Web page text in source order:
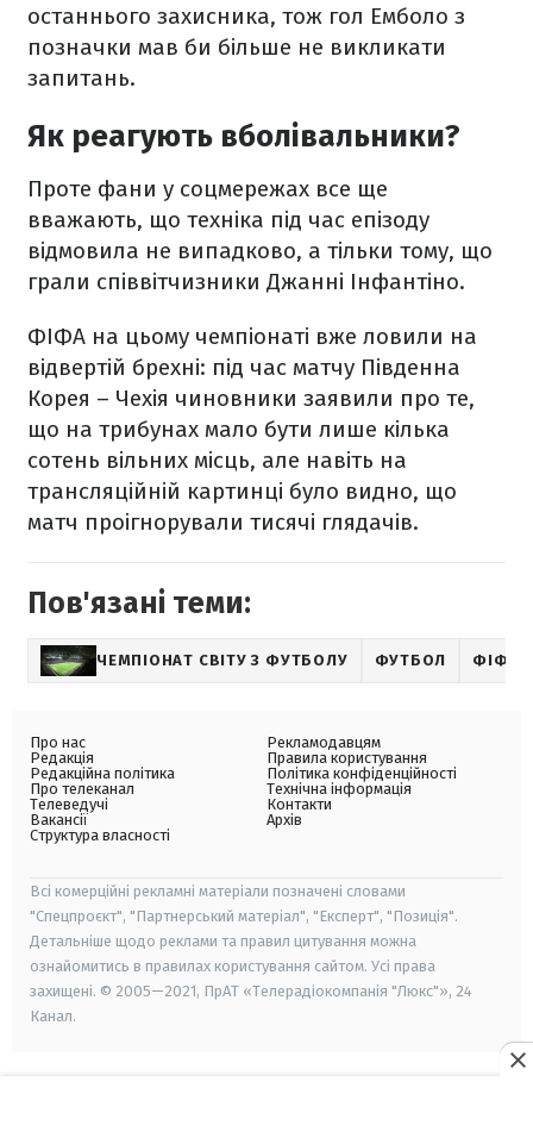
останнього захисника, тож гол Емболо з
позначки мав би більше не викликати
запитань.
Як реагують вболівальники?
Проте фани у соцмережах все ще
вважають, що техніка під час епізоду
відмовила не випадково, а тільки тому, що
грали співвітчизники Джанні Інфантіно.
ФІФА на цьому чемпіонаті вже ловили на
відвертій брехні: під час матчу Південна
Корея – Чехія чиновники заявили про те,
що на трибунах мало бути лише кілька
сотень вільних місць, але навіть на
трансляційній картинці було видно, що
матч проігнорували тисячі глядачів.
Пов'язані теми:
ЧЕМПІОНАТ СВІТУ З ФУТБОЛУ ФУТБОЛ ФІФА
Про нас
Редакція
Редакційна політика
Про телеканал
Телеведучі
Вакансії
Структура власності
Рекламодавцям
Правила користування
Політика конфіденційності
Технічна інформація
Контакти
Архів
Всі комерційні рекламні матеріали позначені словами
"Спецпроєкт", "Партнерський матеріал", "Експерт", "Позиція".
Детальніше щодо реклами та правил цитування можна
ознайомитись в правилах користування сайтом. Усі права
захищені. © 2005—2021, ПрАТ «Телерадіокомпанія "Люкс"», 24
Канал.